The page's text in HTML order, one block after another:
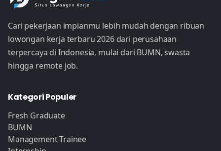
Cari pekerjaan impianmu lebih mudah dengan ribuan
lowongan kerja terbaru 2026 dari perusahaan
terpercaya di Indonesia, mulai dari BUMN, swasta
hingga remote job.
Kategori Populer
Fresh Graduate
BUMN
Management Trainee